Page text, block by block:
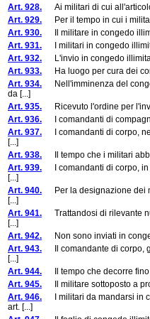
Art. 928. Ai militari di cui
Art. 929. Per il tempo in cui i
Art. 930. Il militare in congedo
Art. 931. I militari in congedo
Art. 932. L'invio in congedo
Art. 933. Ha luogo per cura dei
Art. 934. Nell'imminenza del
da [...]
Art. 935. Ricevuto l'ordine per
Art. 936. I comandanti di
Art. 937. I comandanti di corpo,
[...]
Art. 938. Il tempo che i militari
Art. 939. I comandanti di corpo, in
[...]
Art. 940. Per la designazione dei
[...]
Art. 941. Trattandosi di rilevante
[...]
Art. 942. Non sono inviati in
Art. 943. Il comandante di corpo,
[...]
Art. 944. Il tempo che decorre fino
Art. 945. Il militare sottoposto a
Art. 946. I militari da mandarsi in
art. [...]